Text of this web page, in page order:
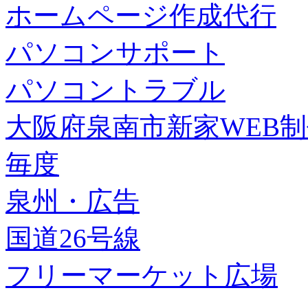
ホームページ作成代行
パソコンサポート
パソコントラブル
大阪府泉南市新家WEB
毎度
泉州・広告
国道26号線
フリーマーケット広場